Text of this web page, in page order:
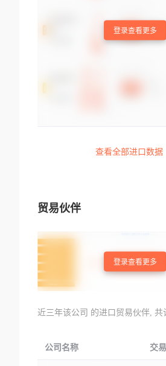
登录查看更多
查看全部进口数据
贸易伙伴
登录查看更多
近三年该公司 的进口贸易伙伴, 共
公司名称 交